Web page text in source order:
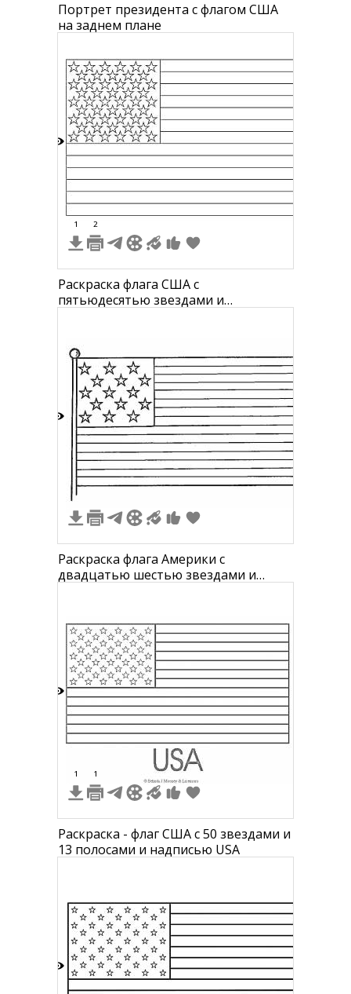
Портрет президента с флагом США
на заднем плане
1 2
Раскраска флага США с
пятьюдесятью звездами и
Раскраска флага Америки с
двадцатью шестью звездами и
1 1
Раскраска - флаг США с 50 звездами и
13 полосами и надписью USA